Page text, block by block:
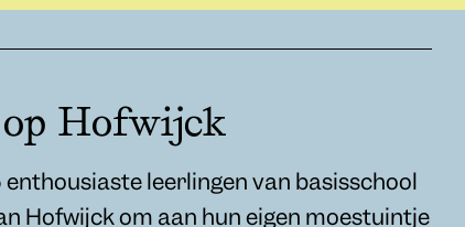
Hofwijck
leerlingen van basisschool
Hofwijck om aan hun eigen moestuintje